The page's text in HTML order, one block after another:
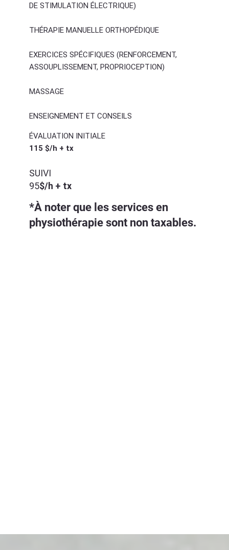
DE STIMULATION ÉLECTRIQUE)
THÉRAPIE MANUELLE ORTHOPÉDIQUE
EXERCICES SPÉCIFIQUES (RENFORCEMENT,
ASSOUPLISSEMENT, PROPRIOCEPTION)
MASSAGE
ENSEIGNEMENT ET CONSEILS
ÉVALUATION INITIALE
115 $/h + tx
SUIVI
95$/h + tx
*À noter que les services en
physiothérapie sont non taxables.